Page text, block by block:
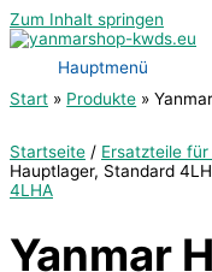
Zum Inhalt springen
Hauptmenü
Start
Produkte
Startseite / Ersatzteile
Hauptlager, Standard
4LHA
Yanmar